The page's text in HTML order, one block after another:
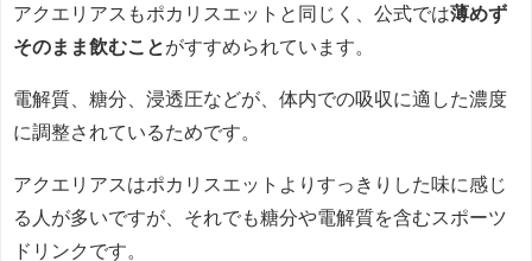
アクエリアスもポカリスエットと同じく、公式では薄めず
そのまま飲むことがすすめられています。
電解質、糖分、浸透圧などが、体内での吸収に適した濃度
に調整されているためです。
アクエリアスはポカリスエットよりすっきりした味に感じ
る人が多いですが、それでも糖分や電解質を含むスポーツ
ドリンクです。